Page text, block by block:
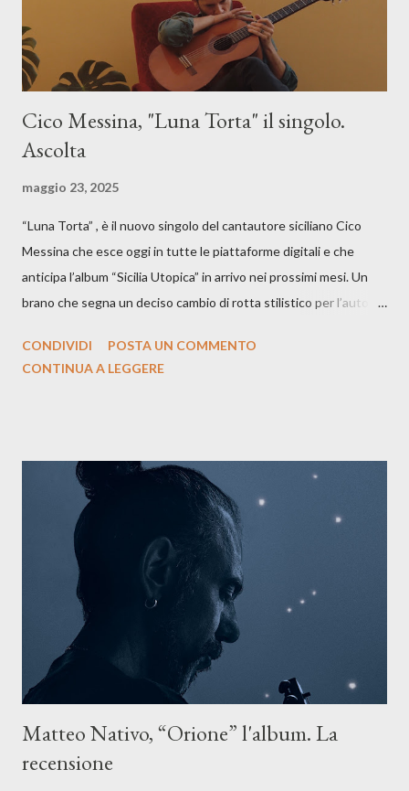
Cico Messina, "Luna Torta" il singolo.
Ascolta
maggio 23, 2025
“Luna Torta” , è il nuovo singolo del cantautore siciliano Cico
Messina che esce oggi in tutte le piattaforme digitali e che
anticipa l’album “Sicilia Utopica” in arrivo nei prossimi mesi. Un
brano che segna un deciso cambio di rotta stilistico per l’autore
testo ibrido tra italiano e siciliano, e un’urgenza espressiva che
La canzone racconta la difficoltà di creare, e perfino di esistere,
sotto il peso della realtà. Ma lo fa cercando una via d’uscita, una
forma di assoluzione, nel vivere e nel suonare, nel trovare respiro
anche quando l’aria sembra farsi più densa. Il brano è anche una
dichiarazione d’intenti: Cico Messina apre il suo nuovo percorso
artistico con una composizi...
CONDIVIDI
POSTA UN COMMENTO
CONTINUA A LEGGERE
Matteo Nativo, “Orione” l'album. La
recensione